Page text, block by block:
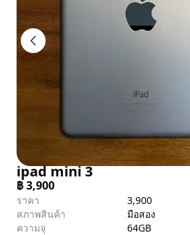
ipad mini 3
฿3,900
ราคา
3,900
สภาพสินค้า
มือสอง
ความจุ
64GB